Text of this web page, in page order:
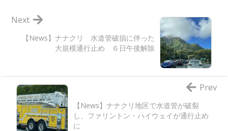
【News】ナナクリ 水道管破損に伴った
大規模通行止め ６日午後解除
Next
【News】ナナクリ地区で水道管が破裂
し、ファリントン・ハイウェイが通行止め
に
Prev